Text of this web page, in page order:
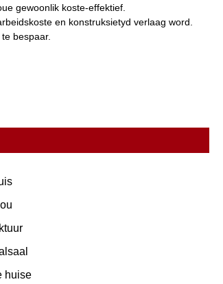
gewoonlik koste-effektief.
en konstruksietyd verlaag word.
bespaar.
huise